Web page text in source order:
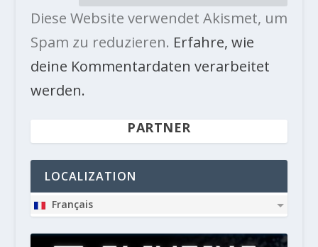
Diese Website verwendet Akismet, um
Spam zu reduzieren. Erfahre, wie
deine Kommentardaten verarbeitet
werden.
PARTNER
LOCALIZATION
Français